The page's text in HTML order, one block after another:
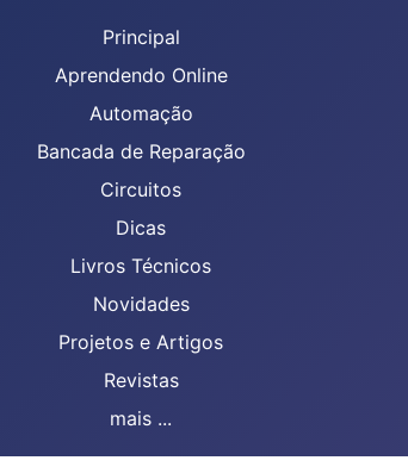
Principal
Aprendendo Online
Automação
Bancada de Reparação
Circuitos
Dicas
Livros Técnicos
Novidades
Projetos e Artigos
Revistas
mais ...